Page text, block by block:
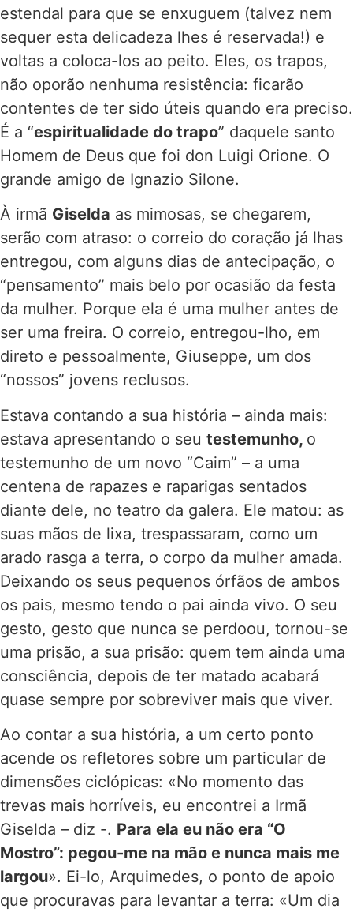
estendal para que se enxuguem (talvez nem
sequer esta delicadeza lhes é reservada!) e
voltas a coloca-los ao peito. Eles, os trapos,
não oporão nenhuma resistência: ficarão
contentes de ter sido úteis quando era preciso.
É a “espiritualidade do trapo” daquele santo
Homem de Deus que foi don Luigi Orione. O
grande amigo de Ignazio Silone.
À irmã Giselda as mimosas, se chegarem,
serão com atraso: o correio do coração já lhas
entregou, com alguns dias de antecipação, o
“pensamento” mais belo por ocasião da festa
da mulher. Porque ela é uma mulher antes de
ser uma freira. O correio, entregou-lho, em
direto e pessoalmente, Giuseppe, um dos
“nossos” jovens reclusos.
Estava contando a sua história – ainda mais:
estava apresentando o seu testemunho, o
testemunho de um novo “Caim” – a uma
centena de rapazes e raparigas sentados
diante dele, no teatro da galera. Ele matou: as
suas mãos de lixa, trespassaram, como um
arado rasga a terra, o corpo da mulher amada.
Deixando os seus pequenos órfãos de ambos
os pais, mesmo tendo o pai ainda vivo. O seu
gesto, gesto que nunca se perdoou, tornou-se
uma prisão, a sua prisão: quem tem ainda uma
consciência, depois de ter matado acabará
quase sempre por sobreviver mais que viver.
Ao contar a sua história, a um certo ponto
acende os refletores sobre um particular de
dimensões ciclópicas: «No momento das
trevas mais horríveis, eu encontrei a Irmã
Giselda – diz -. Para ela eu não era “O
Mostro”: pegou-me na mão e nunca mais me
largou». Ei-lo, Arquimedes, o ponto de apoio
que procuravas para levantar a terra: «Um dia